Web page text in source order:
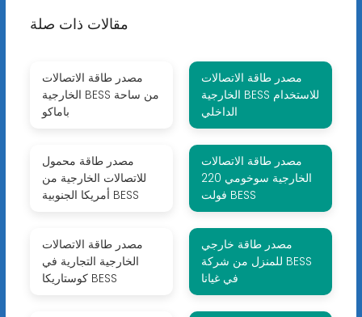
مقالات ذات صلة
مصدر طاقة الاتصالات
الخارجية BESS من ساحة
باماكو
مصدر طاقة الاتصالات
الخارجية BESS للاستخدام
الداخلي
مصدر طاقة محمول
للاتصالات الخارجية من
أمريكا الجنوبية BESS
مصدر طاقة الاتصالات
الخارجية سوخومي 220
فولت BESS
مصدر طاقة الاتصالات
الخارجية التجارية في
كوستاريكا BESS
مصدر طاقة خارجي
للمنزل من شركة BESS
في غيانا